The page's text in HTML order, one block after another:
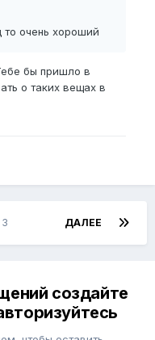
то очень хороший
бы пришло в
о таких вещах в
ДАЛЕЕ
3
создайте